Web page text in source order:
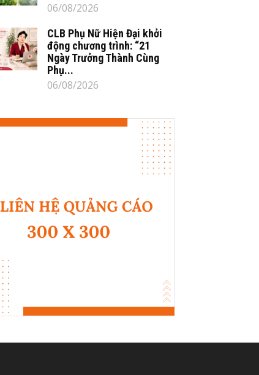
06/08/2026
CLB Phụ Nữ Hiện Đại khởi
động chương trình: “21
Ngày Trưởng Thành Cùng
Phụ...
06/08/2026